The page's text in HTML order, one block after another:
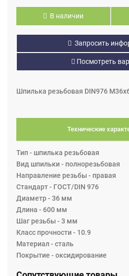
В наличии
Запросить
Посмотреть
Шпилька резьбовая DIN976
Технические
Тип - шпилька резьбовая
Вид шпильки - полнорезьбовая
Направление резьбы - правая
Стандарт - ГОСТ/DIN 976
Диаметр - 36 мм
Длина - 600 мм
Шаг резьбы - 3 мм
Класс прочности - 10.9
Материал - сталь
Покрытие - оксидирование